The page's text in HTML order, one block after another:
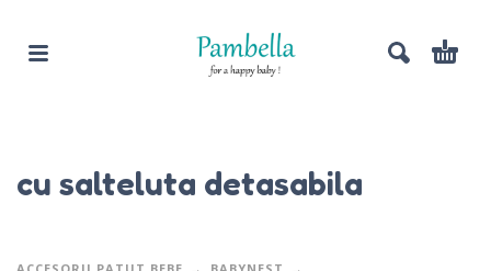
cu salteluta detasabila